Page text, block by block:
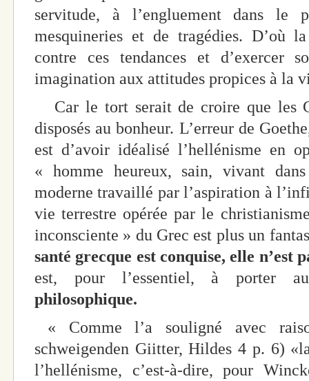
servitude, à l’engluement dans le
mesquineries et de tragédies. D’où
contre ces tendances et d’exercer
imagination aux attitudes propices à la
Car le tort serait de croire que les
disposés au bonheur. L’erreur de
est d’avoir idéalisé l’hellénisme en
« homme heureux, sain, vivant
moderne travaillé par l’aspiration à
vie terrestre opérée par le
inconsciente » du Grec est plus un
santé grecque est conquise, elle n’est
est, pour l’essentiel, à porter
philosophique.
« Comme l’a souligné avec
schweigenden Giitter, Hildes 4 p. 6)
l’hellénisme, c’est-à-dire, pour